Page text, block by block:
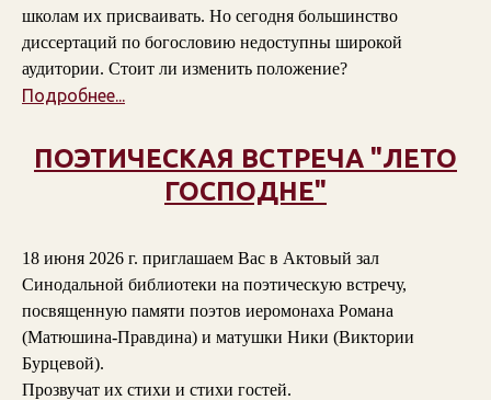
школам их присваивать. Но сегодня большинство
диссертаций по богословию недоступны широкой
аудитории. Стоит ли изменить положение?
Подробнее...
ПОЭТИЧЕСКАЯ ВСТРЕЧА "ЛЕТО
ГОСПОДНЕ"
18 июня 2026 г. приглашаем Вас в Актовый зал
Синодальной библиотеки на поэтическую встречу,
посвященную памяти поэтов иеромонаха Романа
(Матюшина-Правдина) и матушки Ники (Виктории
Бурцевой).
Прозвучат их стихи и стихи гостей.